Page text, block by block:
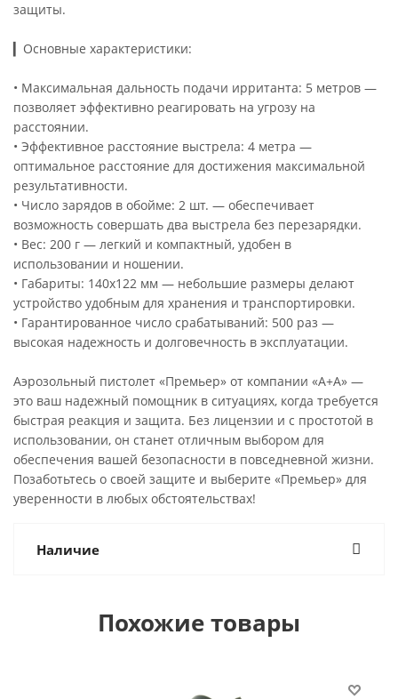
защиты.
▎Основные характеристики:
• Максимальная дальность подачи ирританта: 5 метров —
позволяет эффективно реагировать на угрозу на
расстоянии.
• Эффективное расстояние выстрела: 4 метра —
оптимальное расстояние для достижения максимальной
результативности.
• Число зарядов в обойме: 2 шт. — обеспечивает
возможность совершать два выстрела без перезарядки.
• Вес: 200 г — легкий и компактный, удобен в
использовании и ношении.
• Габариты: 140х122 мм — небольшие размеры делают
устройство удобным для хранения и транспортировки.
• Гарантированное число срабатываний: 500 раз —
высокая надежность и долговечность в эксплуатации.
Аэрозольный пистолет «Премьер» от компании «А+А» —
это ваш надежный помощник в ситуациях, когда требуется
быстрая реакция и защита. Без лицензии и с простотой в
использовании, он станет отличным выбором для
обеспечения вашей безопасности в повседневной жизни.
Позаботьтесь о своей защите и выберите «Премьер» для
уверенности в любых обстоятельствах!
Наличие
Похожие товары